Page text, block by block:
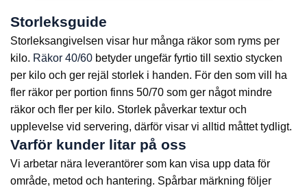
Storleksguide
Storleksangivelsen visar hur många räkor som ryms per
kilo. Räkor 40/60 betyder ungefär fyrtio till sextio stycken
per kilo och ger rejäl storlek i handen. För den som vill ha
fler räkor per portion finns 50/70 som ger något mindre
räkor och fler per kilo. Storlek påverkar textur och
upplevelse vid servering, därför visar vi alltid måttet tydligt.
Varför kunder litar på oss
Vi arbetar nära leverantörer som kan visa upp data för
område, metod och hantering. Spårbar märkning följer